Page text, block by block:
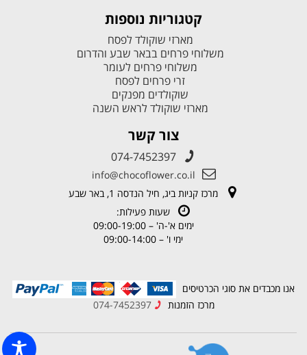
קטגוריות נוספות
מארזי שוקולד לפסח
משלוחי פרחים בבאר שבע והדרום
משלוחי פרחים לעומר
זרי פרחים לפסח
שוקולדים מפנקים
מארזי שוקולד לראש השנה
צור קשר
074-7452397
info@chocoflower.co.il
מרכז קניות ביג, חיל הנדסה 1, באר שבע
שעות פעילות:
ימים א'-ה' – 09:00-19:00
ימי ו' – 09:00-14:00
אנו מכבדים את סוגי הכרטיסים
מרכז הזמנות
074-7452397